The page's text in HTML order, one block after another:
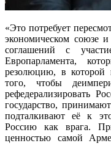
«Это потребует
экономическом союзе
соглашений с
Европарламента,
резолюцию, в которой
того, чтобы
рефедерализировать
государство,
подталкивают её к
Россию как врага.
ценностью самой